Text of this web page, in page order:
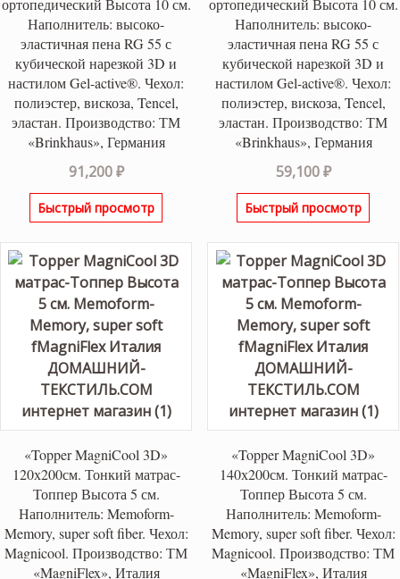
ортопедический Высота 10 см.
Наполнитель: высоко-
эластичная пена RG 55 с
кубической нарезкой 3D и
настилом Gel-active®. Чехол:
полиэстер, вискоза, Tencel,
эластан. Производство: ТМ
«Brinkhaus», Германия
91,200₽
Быстрый просмотр
ортопедический Высота 10 см.
Наполнитель: высоко-
эластичная пена RG 55 с
кубической нарезкой 3D и
настилом Gel-active®. Чехол:
полиэстер, вискоза, Tencel,
эластан. Производство: ТМ
«Brinkhaus», Германия
59,100₽
Быстрый просмотр
«Topper MagniCool 3D»
120х200см. Тонкий матрас-
Топпер Высота 5 см.
Наполнитель: Memoform-
Memory, super soft fiber. Чехол:
Magnicool. Производство: ТМ
«MagniFlex», Италия
«Topper MagniCool 3D»
140х200см. Тонкий матрас-
Топпер Высота 5 см.
Наполнитель: Memoform-
Memory, super soft fiber. Чехол:
Magnicool. Производство: ТМ
«MagniFlex», Италия